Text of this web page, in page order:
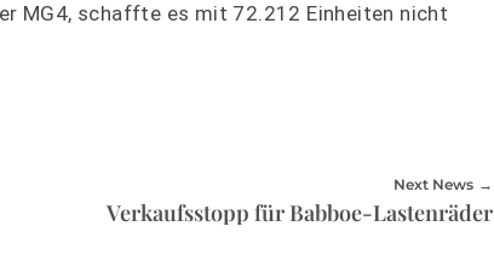
MG4, schaffte es mit 72.212 Einheiten nicht
Next News
Verkaufsstopp für Babboe-Lastenräder